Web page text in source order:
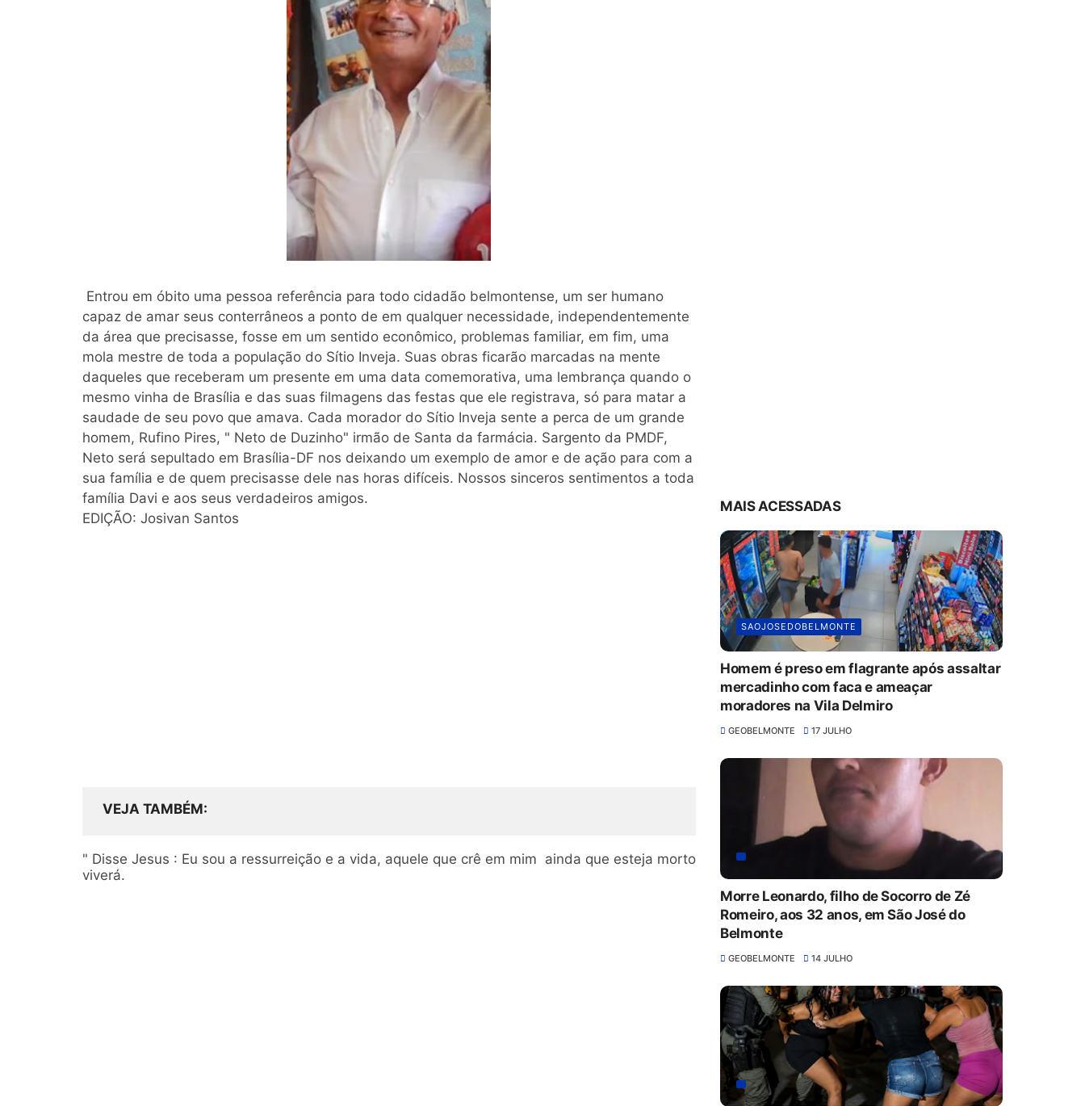
Entrou em óbito uma pessoa referência para todo cidadão belmontense, um ser humano
capaz de amar seus conterrâneos a ponto de em qualquer necessidade, independentemente
da área que precisasse, fosse em um sentido econômico, problemas familiar, em fim, uma
mola mestre de toda a população do Sítio Inveja. Suas obras ficarão marcadas na mente
daqueles que receberam um presente em uma data comemorativa, uma lembrança quando o
mesmo vinha de Brasília e das suas filmagens das festas que ele registrava, só para matar a
saudade de seu povo que amava. Cada morador do Sítio Inveja sente a perca de um grande
homem, Rufino Pires, " Neto de Duzinho" irmão de Santa da farmácia. Sargento da PMDF,
Neto será sepultado em Brasília-DF nos deixando um exemplo de amor e de ação para com a
sua família e de quem precisasse dele nas horas difíceis. Nossos sinceros sentimentos a toda
família Davi e aos seus verdadeiros amigos.
EDIÇÃO: Josivan Santos
VEJA TAMBÉM
" Disse Jesus : Eu sou a ressurreição e a vida, aquele que crê em mim ainda que esteja morto
viverá.
MAIS ACESSADAS
SAOJOSEDOBELMONTE
Homem é preso em flagrante após assaltar
mercadinho com faca e ameaçar
moradores na Vila Delmiro
GEOBELMONTE 17 JULHO
Morre Leonardo, filho de Socorro de Zé
Romeiro, aos 32 anos, em São José do
Belmonte
GEOBELMONTE 14 JULHO